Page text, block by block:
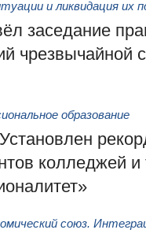
и ликвидация их
заседание
чрезвычайной
образование
колледжей и
союз.